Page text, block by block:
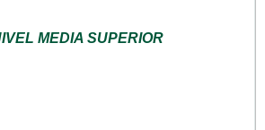
MEDIA SUPERIOR